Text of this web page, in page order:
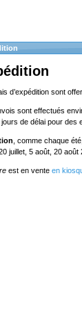
d’expédition sont
sont effectués
de délai pour des
, comme chaque
juillet, 5 août, 20 août
est en vente en